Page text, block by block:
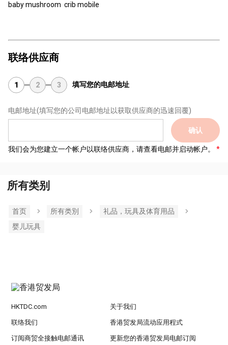
baby mushroom crib mobile
联络供应商
1 2 3 填写您的电邮地址
电邮地址(填写您的公司电邮地址以获取供应商的迅速回覆)
确认
我们会为您建立一个帐户以联络供应商，请查看电邮并启动帐户。
所有类别
首页 所有类別
礼品，玩具及体育用品
婴儿玩具
HKTDC.com 关于我们
联络我们 香港贸发局流动应用程式
订阅商贸全接触电邮通讯 更新您的香港贸发局电邮订阅